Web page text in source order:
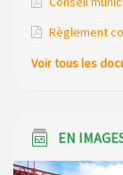
Loubaresse le
2026
Règlement
Voir tous les
EN